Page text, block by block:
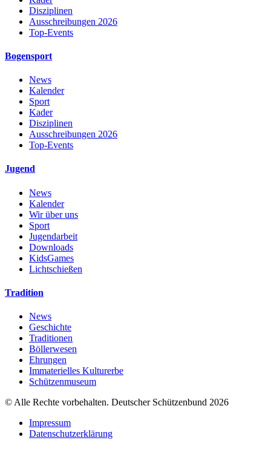
Disziplinen
Ausschreibungen 2026
Top-Events
Bogensport
News
Kalender
Sport
Kader
Disziplinen
Ausschreibungen 2026
Top-Events
Jugend
News
Kalender
Wir über uns
Sport
Jugendarbeit
Downloads
KidsGames
Lichtschießen
Tradition
News
Geschichte
Traditionen
Böllerwesen
Ehrungen
Immaterielles Kulturerbe
Schützenmuseum
© Alle Rechte vorbehalten. Deutscher Schützenbund 2026
Impressum
Datenschutzerklärung